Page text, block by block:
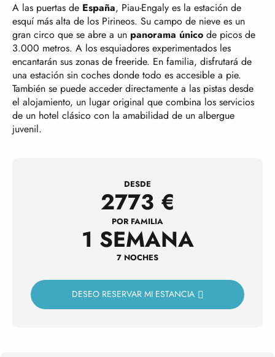
A las puertas de España, Piau-Engaly es la estación de
esquí más alta de los Pirineos. Su campo de nieve es un
gran circo que se abre a un panorama único de picos de
3.000 metros. A los esquiadores experimentados les
encantarán sus zonas de freeride. En familia, disfrutará de
una estación sin coches donde todo es accesible a pie.
También se puede acceder directamente a las pistas desde
el alojamiento, un lugar original que combina los servicios
de un hotel clásico con la amabilidad de un albergue
juvenil.
DESDE
2773 €
POR FAMILIA
1 SEMANA
7 NOCHES
DESEO RESERVAR MI ESTANCIA